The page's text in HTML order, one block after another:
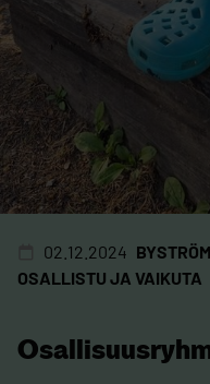
02.12.2024
OSALLISTU JA VAIKUTA